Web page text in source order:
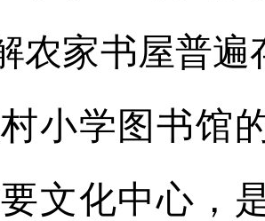
农家书屋普
小学图书馆
文化中心，